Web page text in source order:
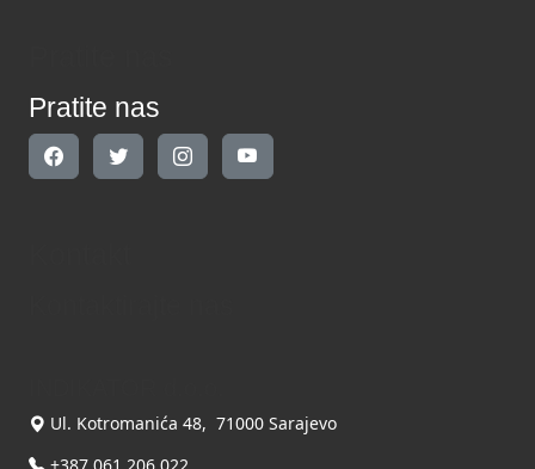
Pratite nas
Ul. Kotromanića 48, 71000 Sarajevo